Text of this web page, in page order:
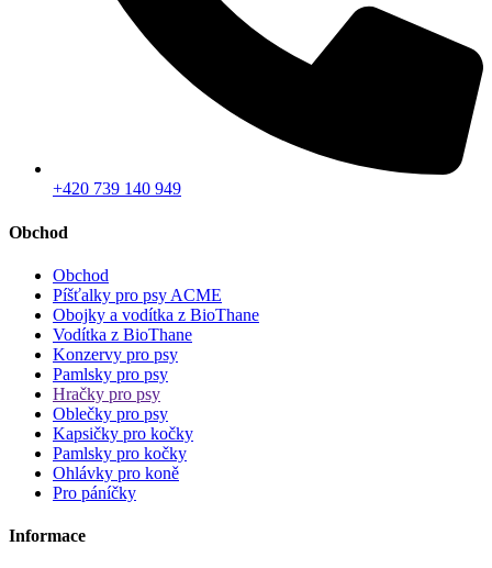
+420 739 140 949
Obchod
Obchod
Píšťalky pro psy ACME
Obojky a vodítka z BioThane
Vodítka z BioThane
Konzervy pro psy
Pamlsky pro psy
Hračky pro psy
Oblečky pro psy
Kapsičky pro kočky
Pamlsky pro kočky
Ohlávky pro koně
Pro páníčky
Informace